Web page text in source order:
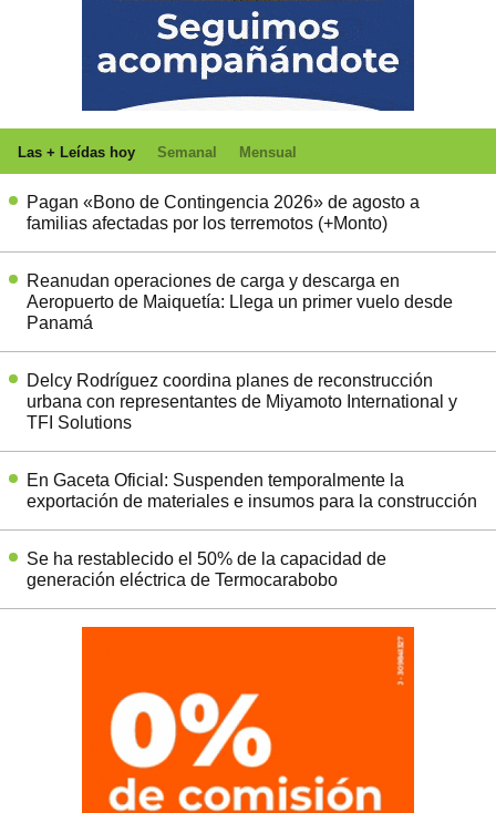
Las + Leídas hoy Semanal Mensual
Pagan «Bono de Contingencia 2026» de agosto a
familias afectadas por los terremotos (+Monto)
Reanudan operaciones de carga y descarga en
Aeropuerto de Maiquetía: Llega un primer vuelo desde
Panamá
Delcy Rodríguez coordina planes de reconstrucción
urbana con representantes de Miyamoto International y
TFI Solutions
En Gaceta Oficial: Suspenden temporalmente la
exportación de materiales e insumos para la construcción
Se ha restablecido el 50% de la capacidad de
generación eléctrica de Termocarabobo